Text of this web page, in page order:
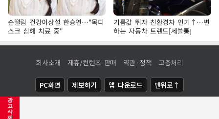
광
고
삭
제
손떨림 건강이상설 한승연…"목디
스크 심해 치료 중"
기름값 뛰자 친환경차 인기↑…변
하는 자동차 트렌드[세쓸통]
회사소개 제휴/컨텐츠 판매 약관·정책 고충처리
PC화면 제보하기 앱 다운로드 맨위로↑